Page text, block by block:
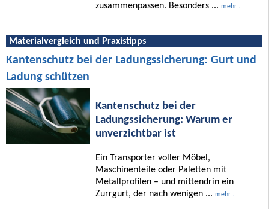
zusammenpassen. Besonders ... mehr ...
Materialvergleich und Praxistipps
Kantenschutz bei der Ladungssicherung: Gurt und
Ladung schützen
Kantenschutz bei der
Ladungssicherung: Warum er
unverzichtbar ist
Ein Transporter voller Möbel,
Maschinenteile oder Paletten mit
Metallprofilen – und mittendrin ein
Zurrgurt, der nach wenigen ... mehr ...